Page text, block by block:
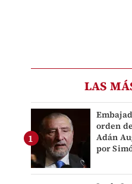
LAS
orden
Adán
por